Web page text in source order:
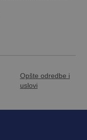
Opšte odredbe i
uslovi